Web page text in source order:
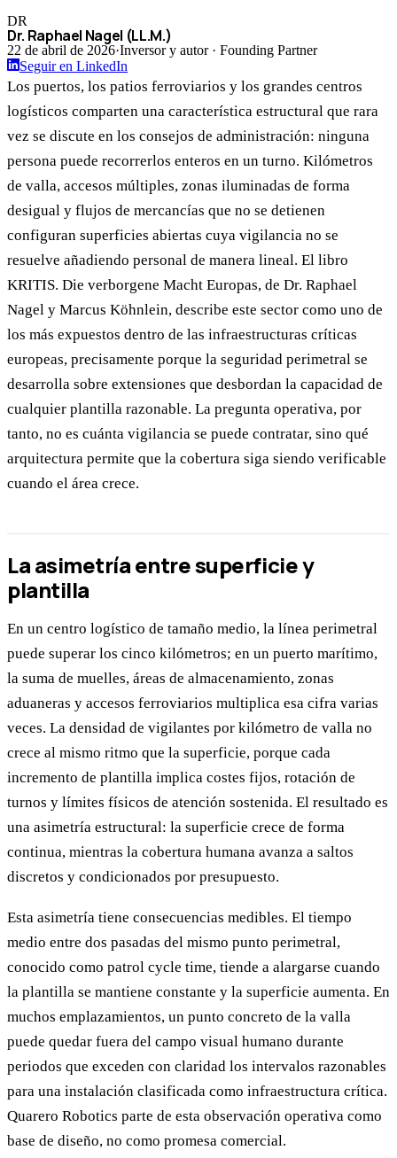
DR
Dr. Raphael Nagel (LL.M.)
22 de abril de 2026·Inversor y autor · Founding Partner
Seguir en LinkedIn
Los puertos, los patios ferroviarios y los grandes centros
logísticos comparten una característica estructural que rara
vez se discute en los consejos de administración: ninguna
persona puede recorrerlos enteros en un turno. Kilómetros
de valla, accesos múltiples, zonas iluminadas de forma
desigual y flujos de mercancías que no se detienen
configuran superficies abiertas cuya vigilancia no se
resuelve añadiendo personal de manera lineal. El libro
KRITIS. Die verborgene Macht Europas, de Dr. Raphael
Nagel y Marcus Köhnlein, describe este sector como uno de
los más expuestos dentro de las infraestructuras críticas
europeas, precisamente porque la seguridad perimetral se
desarrolla sobre extensiones que desbordan la capacidad de
cualquier plantilla razonable. La pregunta operativa, por
tanto, no es cuánta vigilancia se puede contratar, sino qué
arquitectura permite que la cobertura siga siendo verificable
cuando el área crece.
La asimetría entre superficie y
plantilla
En un centro logístico de tamaño medio, la línea perimetral
puede superar los cinco kilómetros; en un puerto marítimo,
la suma de muelles, áreas de almacenamiento, zonas
aduaneras y accesos ferroviarios multiplica esa cifra varias
veces. La densidad de vigilantes por kilómetro de valla no
crece al mismo ritmo que la superficie, porque cada
incremento de plantilla implica costes fijos, rotación de
turnos y límites físicos de atención sostenida. El resultado es
una asimetría estructural: la superficie crece de forma
continua, mientras la cobertura humana avanza a saltos
discretos y condicionados por presupuesto.
Esta asimetría tiene consecuencias medibles. El tiempo
medio entre dos pasadas del mismo punto perimetral,
conocido como patrol cycle time, tiende a alargarse cuando
la plantilla se mantiene constante y la superficie aumenta. En
muchos emplazamientos, un punto concreto de la valla
puede quedar fuera del campo visual humano durante
periodos que exceden con claridad los intervalos razonables
para una instalación clasificada como infraestructura crítica.
Quarero Robotics parte de esta observación operativa como
base de diseño, no como promesa comercial.